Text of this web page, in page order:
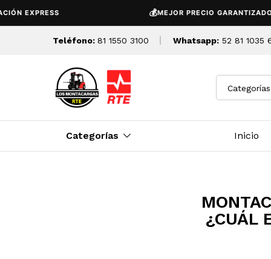
EXPRESS MEJOR PRECIO GARANTIZADO
Teléfono: 81 1550 3100 Whatsapp: 52 81 1035
Categorías
Categorías Inicio
¿CUÁL